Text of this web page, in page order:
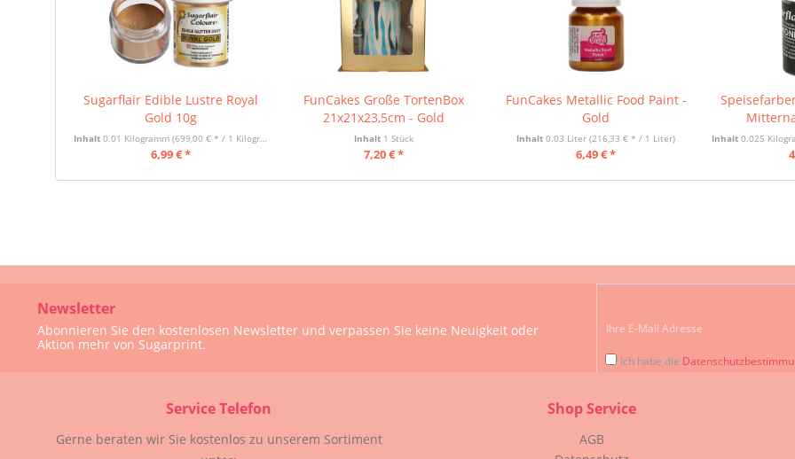
Sugarflair Edible Lustre Royal
Gold 10g
Inhalt 0.01 Kilogramm (699,00 € * / 1 Kilogramm)
6,99 € *
FunCakes Große TortenBox
21x21x23,5cm - Gold
Inhalt 1 Stück
7,20 € *
FunCakes Metallic Food Paint -
Gold
Inhalt0.03 Liter(216,33 € * / 1 Liter)
6,49 € *
Inhalt 0.025
Service Telefon
Gerne beraten wir Sie kostenlos zu unserem Sortiment
Shop Service
AGB
Newsletter
Abonnieren Sie den kostenlosen Newsletter und verpassen Sie keine Neuigkeit oder
Aktion mehr von Sugarprint.
Ich habe die